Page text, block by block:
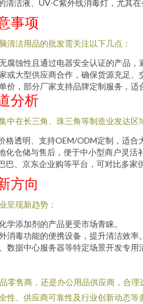
清洁液、UV-C紫外线消毒灯，尤其
事项
清洁用品的批发需关注以下几点：
腐蚀性且通过电器安全认证的产品，
或大型供应商合作，确保货源充足、
价，部分厂家支持品牌定制服务，适
分析
中在长三角、珠三角等制造业发达区
格透明、支持OEM/ODM定制，适合
化仓储与售后，便于中小型商户灵活
巴、京东企业购等平台，可对比多家
方向
呈现新趋势：
学添加剂的产品更受市场青睐。
消毒功能的便携设备，提升清洁效率。
数据中心服务器等特定场景开发专用
零售商，还是办公用品供应商，合
性、供应商可靠性及行业创新动态等